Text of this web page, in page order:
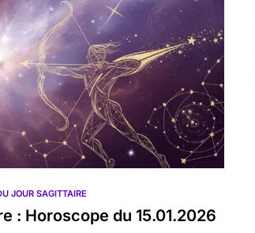
JOUR SAGITTAIRE
: Horoscope du 15.01.2026